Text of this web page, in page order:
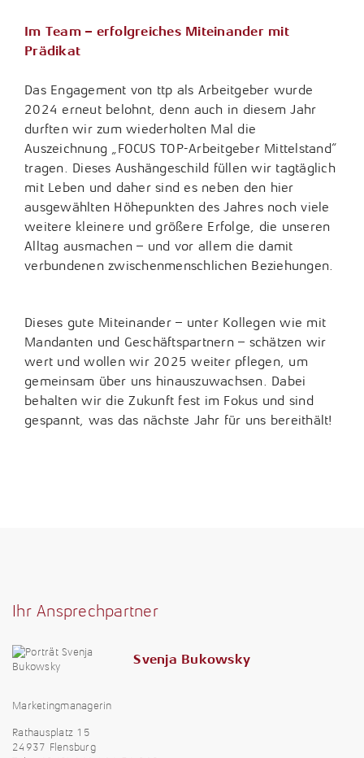
Im Team – erfolgreiches Miteinander mit
Prädikat
Das Engagement von ttp als Arbeitgeber wurde
2024 erneut belohnt, denn auch in diesem Jahr
durften wir zum wiederholten Mal die
Auszeichnung „FOCUS TOP-Arbeitgeber Mittelstand“
tragen. Dieses Aushängeschild füllen wir tagtäglich
mit Leben und daher sind es neben den hier
ausgewählten Höhepunkten des Jahres noch viele
weitere kleinere und größere Erfolge, die unseren
Alltag ausmachen – und vor allem die damit
verbundenen zwischenmenschlichen Beziehungen.
Dieses gute Miteinander – unter Kollegen wie mit
Mandanten und Geschäftspartnern – schätzen wir
wert und wollen wir 2025 weiter pflegen, um
gemeinsam über uns hinauszuwachsen. Dabei
behalten wir die Zukunft fest im Fokus und sind
gespannt, was das nächste Jahr für uns bereithält!
Ihr Ansprechpartner
Svenja Bukowsky
Marketingmanagerin
Rathausplatz 15
24937 Flensburg